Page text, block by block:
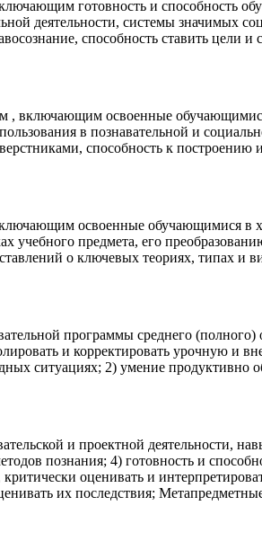
готовность и способность
деятельности, системы
способность ставить
, включающим освоенные
в познавательной и
способность к
освоенные обучающимися в
учебного предмета, его
о ключевых теориях, типах
программы среднего
и корректировать урочную и
ситуациях; 2) умение продуктивно
и проектной деятельности,
познания; 4) готовность и
оценивать и
их последствия;